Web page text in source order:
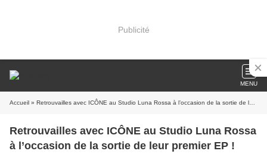
Publicité
MENU
Accueil » Retrouvailles avec ICÔNE au Studio Luna Rossa à l’occasion de la sortie de leur premier EP !
Retrouvailles avec ICÔNE au Studio Luna Rossa
à l’occasion de la sortie de leur premier EP !